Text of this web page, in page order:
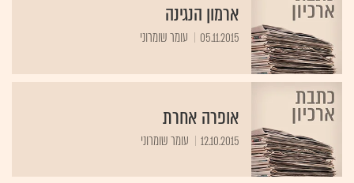
ארמון הנגינה
05.11.2015 עומר שומרוני
אופרה אחרת
12.10.2015 עומר שומרוני